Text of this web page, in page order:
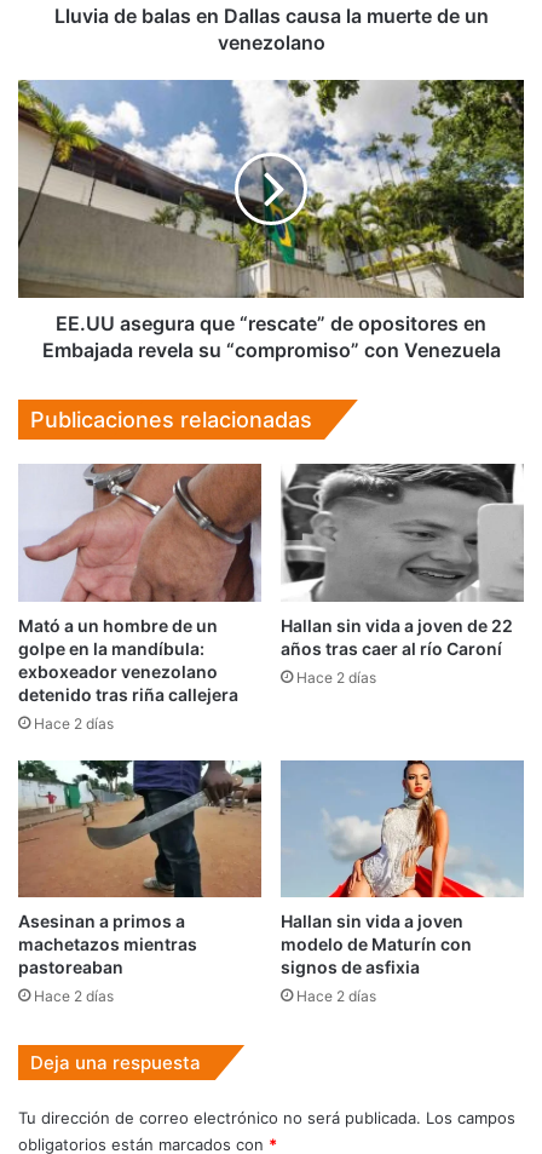
Lluvia de balas en Dallas causa la muerte de un
venezolano
EE.UU
asegura
que
“rescate”
de
opositores
en
Embajada
revela
“compromiso”
Venezuela
EE.UU asegura que “rescate” de opositores en
Embajada revela su “compromiso” con Venezuela
Publicaciones relacionadas
Mató a un hombre de un
golpe en la mandíbula:
exboxeador venezolano
detenido tras riña callejera
Hace 2 días
Hallan sin vida a joven de 22
años tras caer al río Caroní
Hace 2 días
Asesinan a primos a
machetazos mientras
pastoreaban
Hace 2 días
Hallan sin vida a joven
modelo de Maturín con
signos de asfixia
Hace 2 días
Deja una respuesta
Tu dirección de correo electrónico no será publicada. Los campos
obligatorios están marcados con *